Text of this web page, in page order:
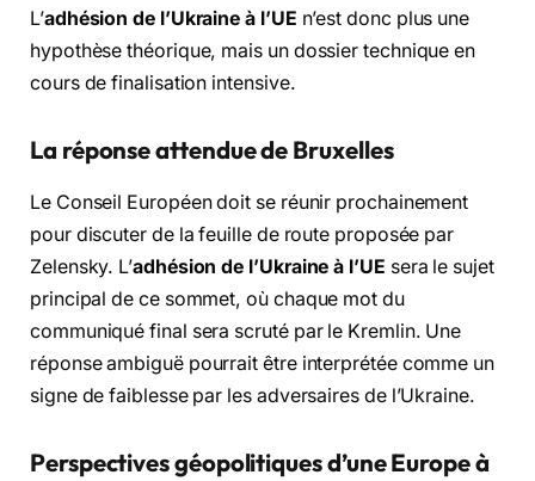
L’adhésion de l’Ukraine à l’UE n’est donc plus une
hypothèse théorique, mais un dossier technique en
cours de finalisation intensive.
La réponse attendue de Bruxelles
Le Conseil Européen doit se réunir prochainement
pour discuter de la feuille de route proposée par
Zelensky. L’adhésion de l’Ukraine à l’UE sera le sujet
principal de ce sommet, où chaque mot du
communiqué final sera scruté par le Kremlin. Une
réponse ambiguë pourrait être interprétée comme un
signe de faiblesse par les adversaires de l’Ukraine.
Perspectives géopolitiques d’une Europe à